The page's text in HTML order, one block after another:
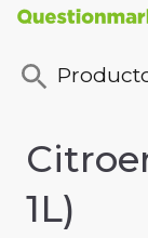
1L)